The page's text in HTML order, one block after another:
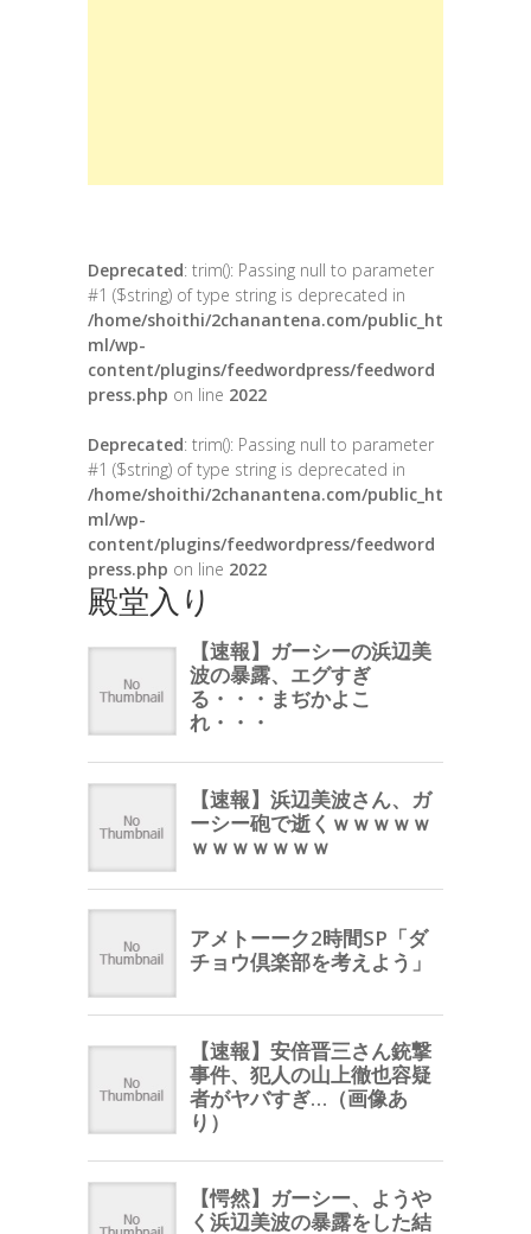
Deprecated: trim(): Passing null to parameter
#1 ($string) of type string is deprecated in
/home/shoithi/2chanantena.com/public_ht
ml/wp-
content/plugins/feedwordpress/feedword
press.php on line 2022
Deprecated: trim(): Passing null to parameter
#1 ($string) of type string is deprecated in
/home/shoithi/2chanantena.com/public_ht
ml/wp-
content/plugins/feedwordpress/feedword
press.php on line 2022
殿堂入り